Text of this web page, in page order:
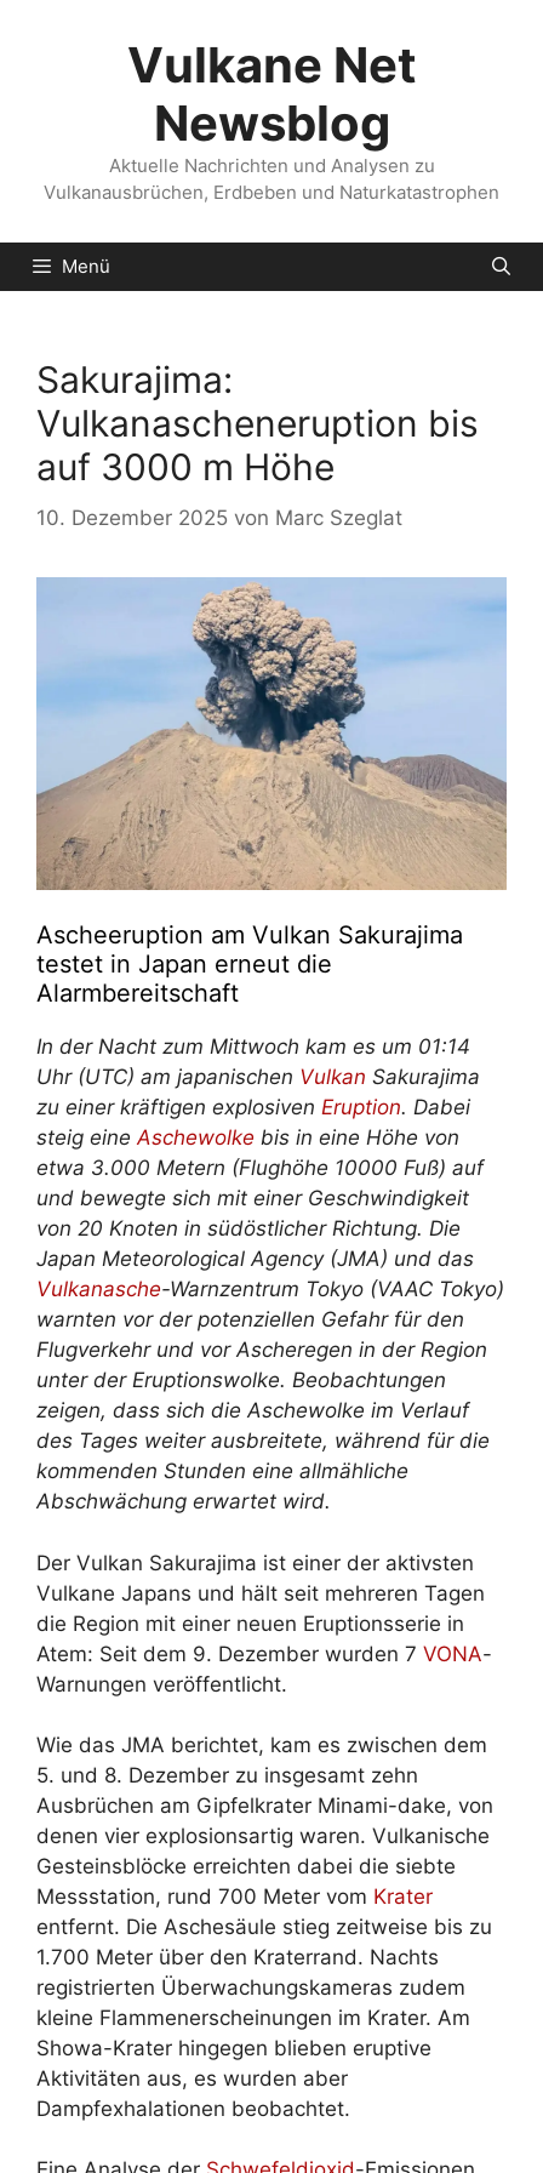
Vulkane Net
Newsblog
Aktuelle Nachrichten und Analysen zu
Vulkanausbrüchen, Erdbeben und Naturkatastrophen
Menü
Sakurajima:
Vulkanascheneruption bis
auf 3000 m Höhe
10. Dezember 2025 von Marc Szeglat
Ascheeruption am Vulkan Sakurajima
testet in Japan erneut die
Alarmbereitschaft
In der Nacht zum Mittwoch kam es um 01:14
Uhr (UTC) am japanischen Vulkan Sakurajima
zu einer kräftigen explosiven Eruption. Dabei
steig eineAschewolke bis in eine Höhe von
etwa 3.000 Metern (Flughöhe 10000 Fuß) auf
und bewegte sich mit einer Geschwindigkeit
von 20 Knoten in südöstlicher Richtung. Die
Japan Meteorological Agency (JMA) und das
Vulkanasche-Warnzentrum Tokyo (VAAC Tokyo)
warnten vor der potenziellen Gefahr für den
Flugverkehr und vor Ascheregen in der Region
unter der Eruptionswolke. Beobachtungen
zeigen, dass sich die Aschewolke im Verlauf
des Tages weiter ausbreitete, während für die
kommenden Stunden eine allmähliche
Abschwächung erwartet wird.
Der Vulkan Sakurajima ist einer der aktivsten
Vulkane Japans und hält seit mehreren Tagen
die Region mit einer neuen Eruptionsserie in
Atem: Seit dem 9. Dezember wurden 7 VONA-
Warnungen veröffentlicht.
Wie das JMA berichtet, kam es zwischen dem
5. und 8. Dezember zu insgesamt zehn
Ausbrüchen am Gipfelkrater Minami-dake, von
denen vier explosionsartig waren. Vulkanische
Gesteinsblöcke erreichten dabei die siebte
Messstation, rund 700 Meter vom Krater
entfernt. Die Aschesäule stieg zeitweise bis zu
1.700 Meter über den Kraterrand. Nachts
registrierten Überwachungskameras zudem
kleine Flammenerscheinungen im Krater. Am
Showa-Krater hingegen blieben eruptive
Aktivitäten aus, es wurden aber
Dampfexhalationen beobachtet.